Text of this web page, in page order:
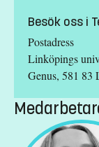
Besök oss i
Postadress
Linköpings
Genus, 581 83